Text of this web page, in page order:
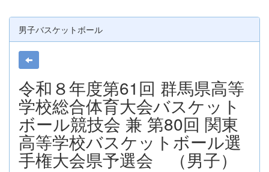
男子バスケットボール
令和８年度第61回 群馬県高等
学校総合体育大会バスケット
ボール競技会 兼 第80回 関東
高等学校バスケットボール選
手権大会県予選会 （男子）